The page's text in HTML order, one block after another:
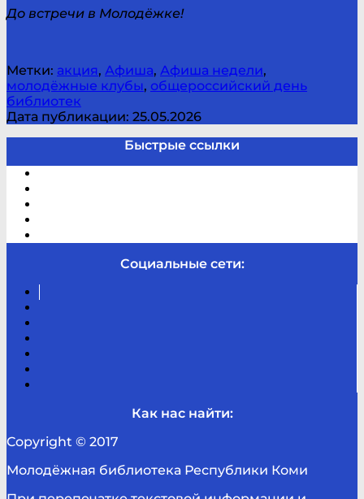
До встречи в Молодёжке!
Метки: акция, Афиша, Афиша недели,
молодёжные клубы, общероссийский день
библиотек
Дата публикации: 25.05.2026
Быстрые ссылки
Социальные сети:
Как нас найти:
Copyright © 2017
Молодёжная библиотека Республики Коми